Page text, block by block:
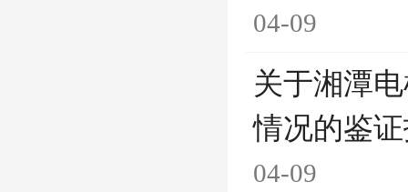
04-09
关于湘潭
情况的鉴
04-09